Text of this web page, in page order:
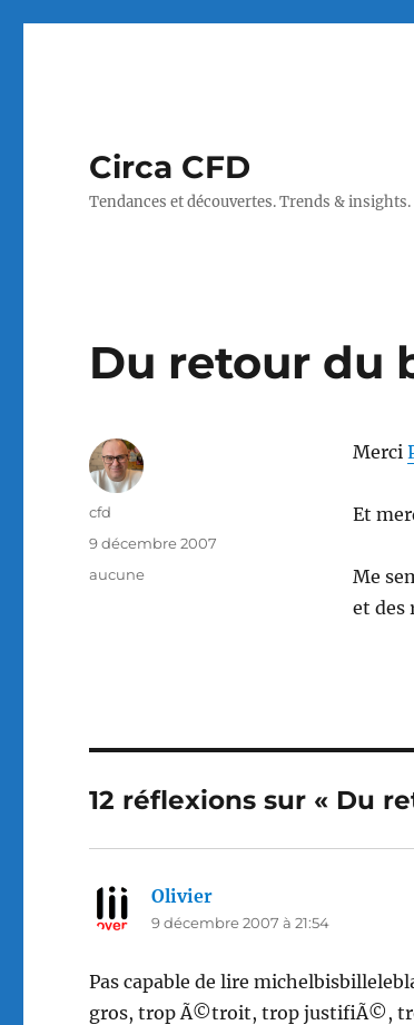
Circa CFD
Tendances et découvertes. Trends & insights.
Du retour du
Merci
Et
Me
et des
Auteur
cfd
Publié
9 décembre 2007
Catégories
aucune
12 réflexions sur « Du
Olivier
9 décembre 2007 à 21:54
Pas capable de lire
gros, trop Ã©troit, trop justifiÃ©,